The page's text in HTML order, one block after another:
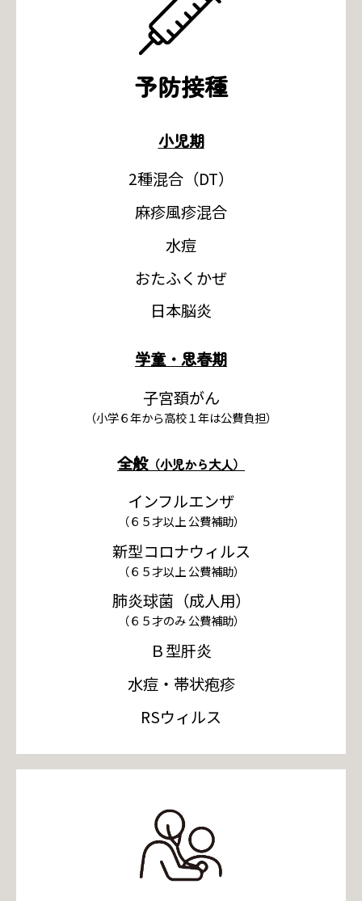
予防接種
小児期
2種混合（DT）
麻疹風疹混合
水痘
おたふくかぜ
日本脳炎
学童・思春期
子宮頚がん
（小学６年から高校１年は公費負担）
全般（小児から大人）
インフルエンザ
（６５才以上 公費補助）
新型コロナウィルス
（６５才以上 公費補助）
肺炎球菌（成人用）
（６５才のみ 公費補助）
Ｂ型肝炎
水痘・帯状疱疹
RSウィルス